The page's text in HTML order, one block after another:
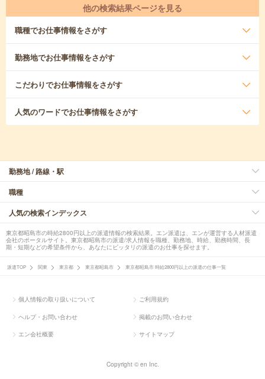
他の検索結果ページを見る
職種でお仕事情報をさがす
勤務地でお仕事情報をさがす
こだわりでお仕事情報をさがす
人気のワードでお仕事情報をさがす
勤務地 / 路線・駅
職種
人気の検索インデックス
東京都昭島市の時給2800円以上の派遣情報の検索結果。エン派遣は、エンが運営する人材派遣
会社のポータルサイト。東京都昭島市の派遣/求人情報を職種、勤務地、時給、勤務時間、長
期・短期などの希望条件から、あなたにピッタリの派遣のお仕事を探せます。
派遣TOP 関東 東京都 東京都昭島市 東京都昭島市 時給2800円以上の派遣の仕事一覧
個人情報の取り扱いについて ご利用規約
ヘルプ・お問い合わせ 掲載のお問い合わせ
エン会社概要 サイトマップ
Copyright © en Inc.